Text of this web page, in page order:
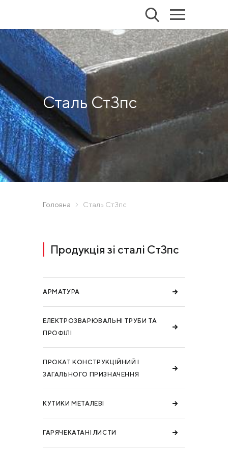
Сталь Ст3пс
Головна Сталь Ст3пс
Продукція зі сталі Ст3пс
АРМАТУРА
ЕЛЕКТРОЗВАРЮВАЛЬНІ ТРУБИ ТА
ПРОФІЛІ
ПРОКАТ КОНСТРУКЦІЙНИЙ І
ЗАГАЛЬНОГО ПРИЗНАЧЕННЯ
КУТИКИ МЕТАЛЕВІ
ГАРЯЧЕКАТАНІ ЛИСТИ